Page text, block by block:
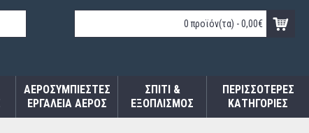
0 προϊόν(τα) - 0,00€
ΑΕΡΟΣΥΜΠΙΕΣΤΈΣ
ΕΡΓΑΛΕΊΑ ΑΈΡΟΣ
ΣΠΊΤΙ &
ΕΞΟΠΛΙΣΜΌΣ
ΠΕΡΙΣΣΌΤΕΡΕΣ
ΚΑΤΗΓΟΡΊΕΣ